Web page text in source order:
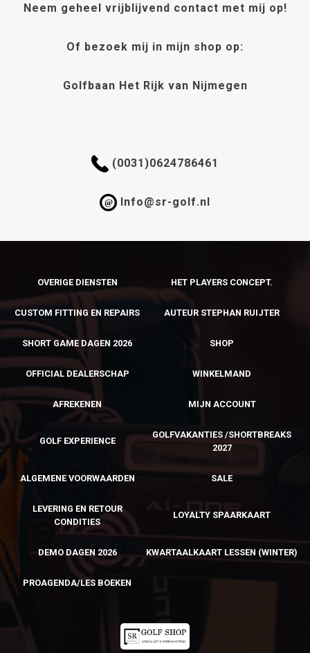
gekozen
Neem geheel vrijblijvend contact met mij op!
Of bezoek mij in mijn shop op:
Golfbaan Het Rijk van Nijmegen
(0031)0624786461
@ Info@sr-golf.nl
OVERIGE DIENSTEN HET PLAYERS CONCEPT.
CUSTOM FITTING EN REPAIRS AUTEUR STEPHAN RUIJTER
SHORT GAME DAGEN 2026 SHOP
OFFICIAL DEALERSCHAP WINKELMAND
AFREKENEN MIJN ACCOUNT
GOLF EXPERIENCE
GOLFVAKANTIES /SHORTBREAKS
2027
ALGEMENE VOORWAARDEN SALE
LEVERING EN RETOUR
CONDITIES
LOYALTY SPAARKAART
DEMO DAGEN 2026 KWARTAALKAART LESSEN (WINTER)
PROAGENDA/LES BOEKEN